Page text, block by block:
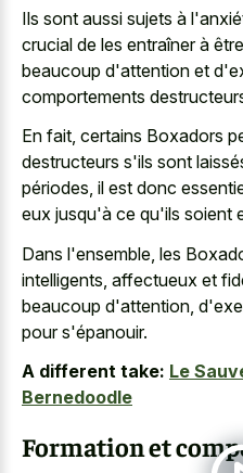
Ils sont aussi sujets à
crucial de les entraîner à
beaucoup d'attention et
comportements
En fait, certains Boxadors
destructeurs s'ils sont
périodes, il est donc
eux jusqu'à ce qu'ils soient
Dans l'ensemble, les
intelligents, affectueux et
beaucoup d'attention,
pour s'épanouir.
A different take: Le
Bernedoodle
Formation et